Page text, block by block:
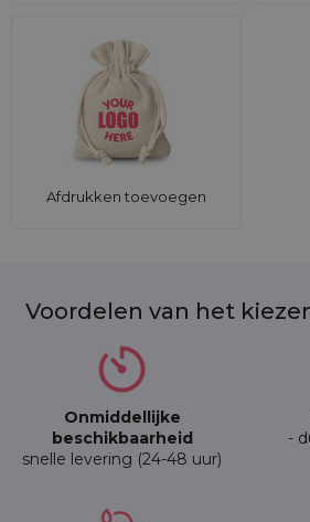
Afdrukken toevoegen
Voordelen van het
Onmiddellijke
beschikbaarheid
snelle levering (24-48 uur)
-